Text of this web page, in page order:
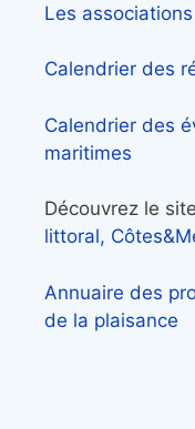
Les
Calendrier des
Calendrier des
maritimes
Découvrez le site
littoral,
Annuaire des
de la plaisance